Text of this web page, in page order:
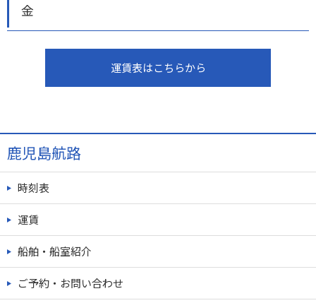
金
運賃表はこちらから
鹿児島航路
時刻表
運賃
船舶・船室紹介
ご予約・お問い合わせ